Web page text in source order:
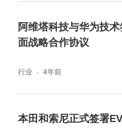
阿维塔科技与华为技
面战略合作协议
行业 4年前
本田和索尼正式签署